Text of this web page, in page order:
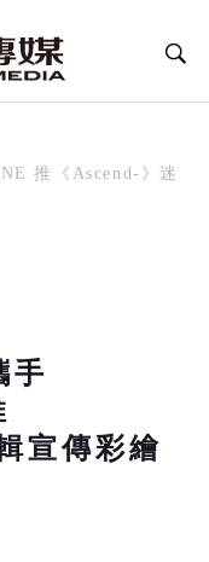
推《Ascend-》迷
手
宣傳彩繪